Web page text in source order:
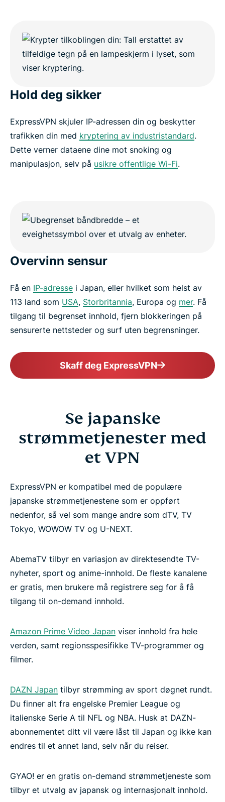
Hold deg sikker
ExpressVPN skjuler IP-adressen din og beskytter
trafikken din med kryptering av industristandard.
Dette verner dataene dine mot snoking og
manipulasjon, selv på usikre offentlige Wi-Fi.
Overvinn sensur
Få en IP-adresse i Japan, eller hvilket som helst av
113 land som USA, Storbritannia, Europa og mer. Få
tilgang til begrenset innhold, fjern blokkeringen på
sensurerte nettsteder og surf uten begrensninger.
Skaff deg ExpressVPN
Se japanske
strømmetjenester med
et VPN
ExpressVPN er kompatibel med de populære
japanske strømmetjenestene som er oppført
nedenfor, så vel som mange andre som dTV, TV
Tokyo, WOWOW TV og U-NEXT.
AbemaTV tilbyr en variasjon av direktesendte TV-
nyheter, sport og anime-innhold. De fleste kanalene
er gratis, men brukere må registrere seg for å få
tilgang til on-demand innhold.
Amazon Prime Video Japan viser innhold fra hele
verden, samt regionsspesifikke TV-programmer og
filmer.
DAZN Japan tilbyr strømming av sport døgnet rundt.
Du finner alt fra engelske Premier League og
italienske Serie A til NFL og NBA. Husk at DAZN-
abonnementet ditt vil være låst til Japan og ikke kan
endres til et annet land, selv når du reiser.
GYAO! er en gratis on-demand strømmetjeneste som
tilbyr et utvalg av japansk og internasjonalt innhold.